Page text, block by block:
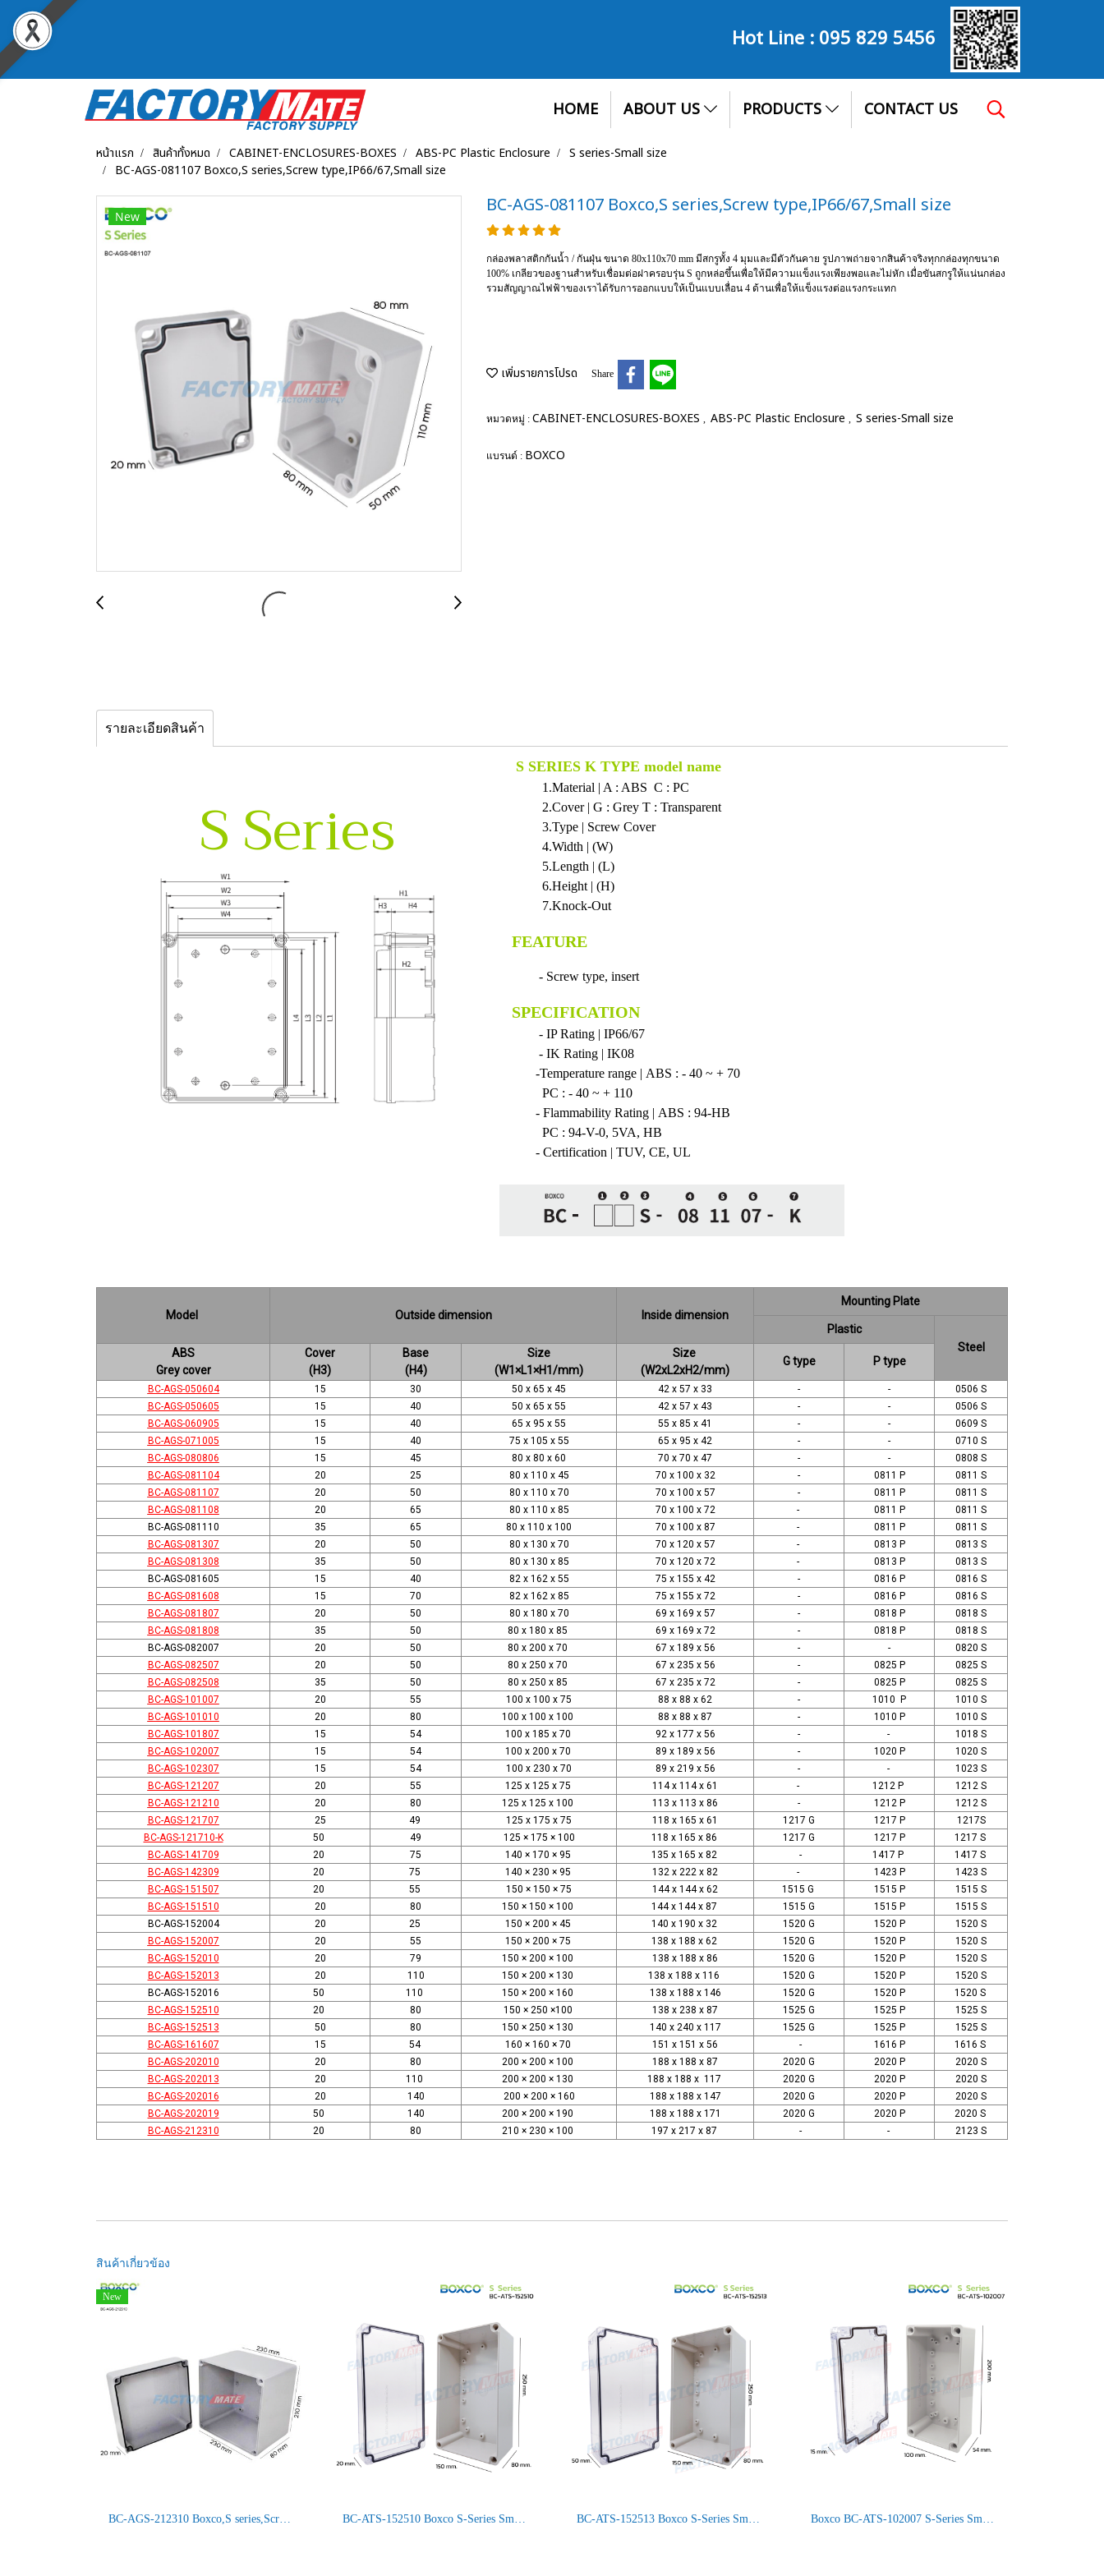
Hot Line :095 829 5456
HOME ABOUT US PRODUCTS CONTACT US
หน้าแรก สินค้าทั้งหมด CABINET-ENCLOSURES-BOXES ABS-PC Plastic Enclosure
S series-Small size
BC-AGS-081107 Boxco,S series,Screw type,IP66/67,Small size
New BC-AGS-081107 Boxco,S series,Screw type,IP66/67,Small size
กล่องพลาสติกกันน้ำ / กันฝุ่น ขนาด 80x110x70 mm มีสกรูทั้ง 4 มุมและมีตัวกันคาย รูปภาพถ่ายจากสินค้าจริงทุกกล่องทุกขนาด
100% เกลียวของฐานสำหรับเชื่อมต่อฝาครอบรุ่น S ถูกหล่อขึ้นเพื่อให้มีความแข็งแรงเพียงพอและไม่หัก เมื่อขันสกรูให้แน่นกล่อง
รวมสัญญาณไฟฟ้าของเราได้รับการออกแบบให้เป็นแบบเลื่อน 4 ด้านเพื่อให้แข็งแรงต่อแรงกระแทก
เพิ่มรายการโปรด Share
หมวดหมู่ : CABINET-ENCLOSURES-BOXES ABS-PC Plastic Enclosure S series-Small size
แบรนด์ : BOXCO
รายละเอียดสินค้า
S Series
S SERIES K TYPE model name
1.Material | A : ABS C : PC
2.Cover | G : Grey T : Transparent
3.Type | Screw Cover
4.Width | (W)
5.Length | (L)
6.Height | (H)
7.Knock-Out
FEATURE
- Screw type, insert
SPECIFICATION
- IP Rating | IP66/67
- IK Rating | IK08
-Temperature range | ABS : - 40 ~ + 70
PC : - 40 ~ + 110
- Flammability Rating | ABS : 94-HB
PC : 94-V-0, 5VA, HB
- Certification | TUV, CE, UL
Model Outside dimension Inside dimension
Mounting Plate
Plastic
Steel
ABS
Grey cover
Cover
(H3)
Base
(H4)
Size
(W1×L1×H1/mm)
Size
(W2xL2xH2/mm)
G type P type
BC-AGS-050604 15 30 50 x 65 x 45 42 x 57 x 33 - -
0506 S
BC-AGS-050605
15 40 50 x 65 x 55 42 x 57 x 43 - -
0506 S
BC-AGS-060905
15 40 65 x 95 x 55 55 x 85 x 41 - -
0609 S
BC-AGS-071005
15 40 75 x 105 x 55 65 x 95 x 42 - -
0710 S
BC-AGS-080806
15 45 80 x 80 x 60 70 x 70 x 47 - -
0808 S
BC-AGS-081104
20 25 80 x 110 x 45 70 x 100 x 32 - 0811 P
0811 S
BC-AGS-081107
20 50 80 x 110 x 70 70 x 100 x 57 - 0811 P
0811 S
BC-AGS-081108
20 65 80 x 110 x 85 70 x 100 x 72 - 0811 P
0811 S
BC-AGS-081110
35 65 80 x 110 x 100 70 x 100 x 87 - 0811 P
0811 S
BC-AGS-081307
20 50 80 x 130 x 70 70 x 120 x 57 - 0813 P
0813 S
BC-AGS-081308
35 50 80 x 130 x 85 70 x 120 x 72 - 0813 P
0813 S
BC-AGS-081605
15 40 82 x 162 x 55 75 x 155 x 42 - 0816 P
0816 S
BC-AGS-081608
15 70 82 x 162 x 85 75 x 155 x 72 - 0816 P
0816 S
BC-AGS-081807
20 50 80 x 180 x 70 69 x 169 x 57 - 0818 P
0818 S
BC-AGS-081808
35 50 80 x 180 x 85 69 x 169 x 72 - 0818 P
0818 S
BC-AGS-082007
20 50 80 x 200 x 70 67 x 189 x 56 - -
0820 S
BC-AGS-082507
20 50 80 x 250 x 70 67 x 235 x 56 - 0825 P
0825 S
BC-AGS-082508
35 50 80 x 250 x 85 67 x 235 x 72 - 0825 P
0825 S
BC-AGS-101007
20 55 100 x 100 x 75 88 x 88 x 62 - 1010 P
1010 S
BC-AGS-101010
20 80 100 x 100 x 100 88 x 88 x 87 - 1010 P
1010 S
BC-AGS-101807
15 54 100 x 185 x 70 92 x 177 x 56 - -
1018 S
BC-AGS-102007
15 54 100 x 200 x 70 89 x 189 x 56 - 1020 P
1020 S
BC-AGS-102307
15 54 100 x 230 x 70 89 x 219 x 56 - -
1023 S
BC-AGS-121207
20 55 125 x 125 x 75 114 x 114 x 61 - 1212 P
1212 S
BC-AGS-121210
20 80 125 x 125 x 100 113 x 113 x 86 - 1212 P
1212 S
BC-AGS-121707
25 49 125 x 175 x 75 118 x 165 x 61 1217 G 1217 P
1217S
BC-AGS-121710-K
50 49 125 × 175 × 100 118 x 165 x 86 1217 G 1217 P
1217 S
BC-AGS-141709
20 75 140 × 170 × 95 135 x 165 x 82 - 1417 P
1417 S
BC-AGS-142309
20 75 140 × 230 × 95 132 x 222 x 82 - 1423 P
1423 S
BC-AGS-151507
20 55 150 × 150 × 75 144 x 144 x 62 1515 G 1515 P
1515 S
BC-AGS-151510
20 80 150 × 150 × 100 144 x 144 x 87 1515 G 1515 P
1515 S
BC-AGS-152004
20 25 150 × 200 × 45 140 x 190 x 32 1520 G 1520 P
1520 S
BC-AGS-152007
20 55 150 × 200 × 75 138 x 188 x 62 1520 G 1520 P
1520 S
BC-AGS-152010
20 79 150 × 200 × 100 138 x 188 x 86 1520 G 1520 P
1520 S
BC-AGS-152013
20 110 150 × 200 × 130 138 x 188 x 116 1520 G 1520 P
1520 S
BC-AGS-152016
50 110 150 × 200 × 160 138 x 188 x 146 1520 G 1520 P
1520 S
BC-AGS-152510
20 80 150 × 250 ×100 138 x 238 x 87 1525 G 1525 P
1525 S
BC-AGS-152513
50 80 150 × 250 × 130 140 x 240 x 117 1525 G 1525 P
1525 S
BC-AGS-161607
15 54 160 × 160 × 70 151 x 151 x 56 - 1616 P
1616 S
BC-AGS-202010
20 80 200 × 200 × 100 188 x 188 x 87 2020 G 2020 P
2020 S
BC-AGS-202013
20 110 200 × 200 × 130 188 x 188 x 117 2020 G 2020 P
2020 S
BC-AGS-202016
20 140 200 × 200 × 160 188 x 188 x 147 2020 G 2020 P
2020 S
BC-AGS-202019
50 140 200 × 200 × 190 188 x 188 x 171 2020 G 2020 P
2020 S
BC-AGS-212310
20 80 210 × 230 × 100 197 x 217 x 87 - - 2123 S
สินค้าเกี่ยวข้อง
New
BC-AGS-212310 Boxco,S series,Screw type,IP66/67,Small size BC-ATS-152510 Boxco S-Series Small Size, Transparent Cover, Screw Type IP66/67 BC-ATS-152513 Boxco S-Series Small Size, Transparent Cover, Screw Type IP66/67 Boxco BC-ATS-102007 S-Series Small Size, Transparent Cover, Screw Type IP66/67